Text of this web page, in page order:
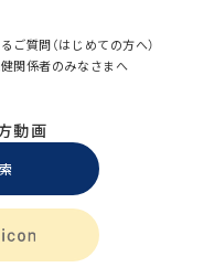
ご質問（はじめての方へ）
関係者のみなさまへ
動画